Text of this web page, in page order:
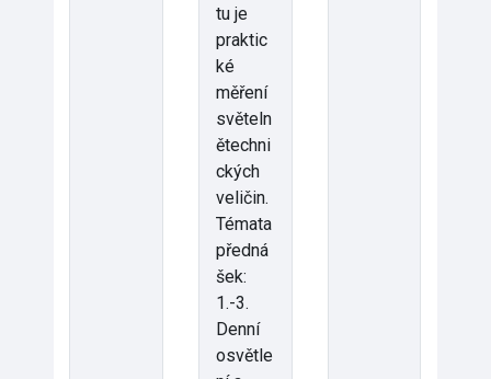
tu je
praktic
ké
měření
světeln
ětechni
ckých
veličin.
Témata
předná
šek:
1.-3.
Denní
osvětle